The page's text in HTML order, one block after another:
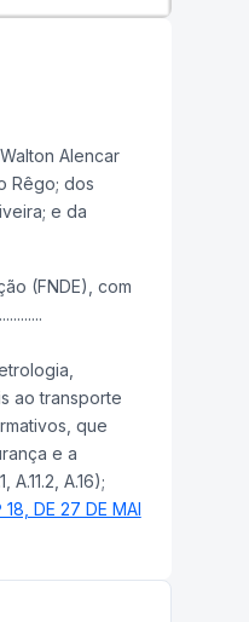
Alencar
Rêgo; dos
e da
(FNDE), com
ao transporte
que
e a
A.16);
18, DE 27 DE MAI